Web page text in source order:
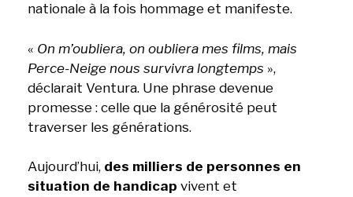
nationale à la fois hommage et manifeste.
« On m’oubliera, on oubliera mes films, mais
Perce-Neige nous survivra longtemps »,
déclarait Ventura. Une phrase devenue
promesse : celle que la générosité peut
traverser les générations.
Aujourd’hui, des milliers de personnes en
situation de handicap vivent et